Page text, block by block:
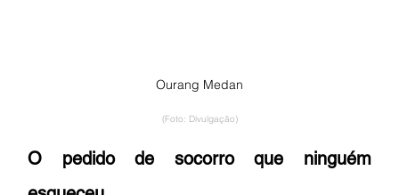
Ourang Medan
(Foto: Divulgação)
O pedido de socorro que ninguém